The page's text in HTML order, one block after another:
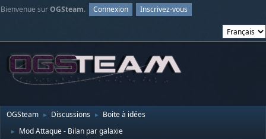
Bienvenue surOGSteam. Connexion Inscrivez-vous
OGSteam ► Discussions ► Boite à idées
► Mod Attaque - Bilan par galaxie